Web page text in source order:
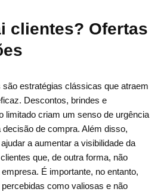
clientes? Ofertas
estratégias clássicas que atraem
Descontos, brindes e
limitado criam um senso de urgência
de compra. Além disso,
a aumentar a visibilidade da
que, de outra forma, não
É importante, no entanto,
como valiosas e não